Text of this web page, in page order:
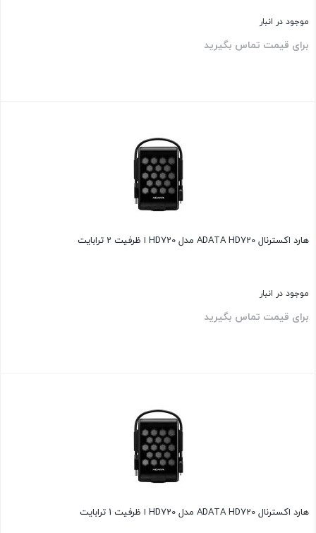
موجود در انبار
برای قیمت تماس بگیرید
هارد اکسترنال ADATA HD720 مدل HD720 ا ظرفیت 2 ترابایت
موجود در انبار
برای قیمت تماس بگیرید
هارد اکسترنال ADATA HD720 مدل HD720 ا ظرفیت 1 ترابایت